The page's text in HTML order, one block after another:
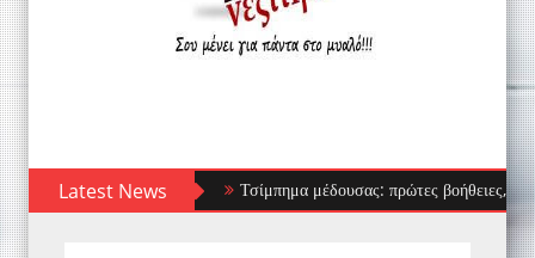
Latest News Τσίμπημα μέδουσας: πρώτες βοήθειες, τι να